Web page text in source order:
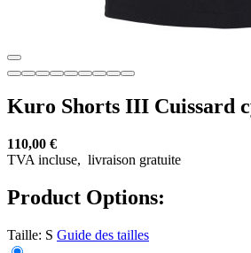
Kuro Shorts III Cuissard
110,00 €
TVA incluse, livraison gratuite
Product Options:
Taille: S Guide des tailles